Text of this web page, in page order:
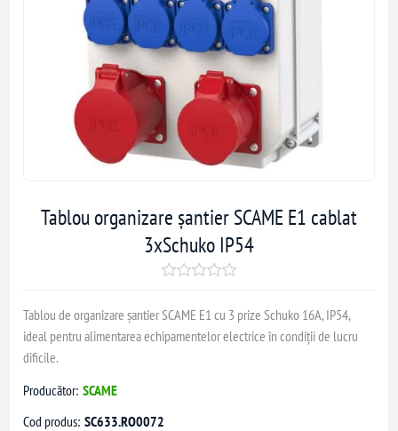
Tablou organizare șantier SCAME E1 cablat
3xSchuko IP54
Tablou de organizare șantier SCAME E1 cu 3 prize Schuko 16A, IP54,
ideal pentru alimentarea echipamentelor electrice în condiții de lucru
dificile.
Producător: SCAME
Cod produs: SC633.RO0072